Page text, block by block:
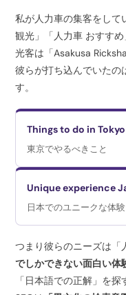
私が人力車の集客をして
観光」「人力車 おすす
光客は「Asakusa
彼らが打ち込んでいたの
す。
Things to do in Tokyo
東京でやるべきこと
Unique experience
日本でのユニークな体験
つまり彼らのニーズは「
でしかできない面白い体
「日本語での正解」を